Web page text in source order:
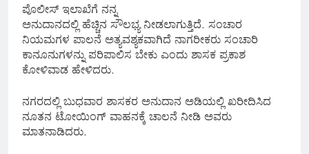
ಪೊಲೀಸ್ ಇಲಾಖೆಗೆ ನನ್ನ
ಅನುದಾನದಲ್ಲಿ ಹೆಚ್ಚಿನ ಸೌಲಭ್ಯ ನೀಡಲಾಗುತ್ತಿದೆ. ಸಂಚಾರ
ನಿಯಮಗಳ ಪಾಲನೆ ಅತ್ಯವಶ್ಯಕವಾಗಿದೆ ನಾಗರೀಕರು ಸಂಚಾರಿ
ಕಾನೂನುಗಳನ್ನು ಪರಿಪಾಲಿಸ ಬೇಕು ಎಂದು ಶಾಸಕ ಪ್ರಕಾಶ
ಕೋಳಿವಾಡ ಹೇಳಿದರು.
ನಗರದಲ್ಲಿ ಬುಧವಾರ ಶಾಸಕರ ಅನುದಾನ ಅಡಿಯಲ್ಲಿ ಖರೀದಿಸಿದ
ನೂತನ ಟೋಯಿಂಗ್ ವಾಹನಕ್ಕೆ ಚಾಲನೆ ನೀಡಿ ಅವರು
ಮಾತನಾಡಿದರು.